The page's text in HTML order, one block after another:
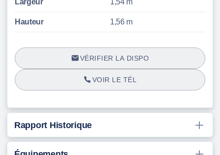
Largeur 1,54 m
Hauteur 1,56 m
VÉRIFIER LA DISPO
VOIR LE TÉL
Rapport Historique